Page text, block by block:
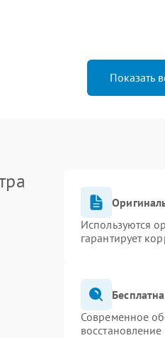
Показать
Используются
гарантирует
Современное